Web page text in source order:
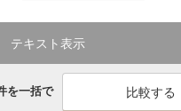
テキスト表示
を一括で